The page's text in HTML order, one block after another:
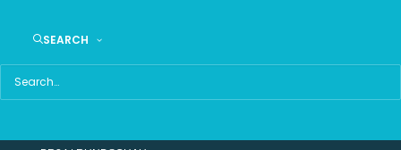
SEARCH
SCHEIDER STARTSEITE
UKRAINE WAR DAY-COUNTER
TERMINE